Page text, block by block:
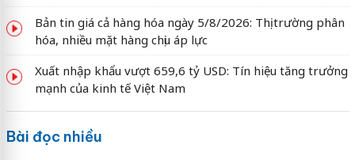
Bản tin giá cả hàng hóa ngày 5/8/2026: Thị trường phân
hóa, nhiều mặt hàng chịu áp lực
Xuất nhập khẩu vượt 659,6 tỷ USD: Tín hiệu tăng trưởng
mạnh của kinh tế Việt Nam
Bài đọc nhiều